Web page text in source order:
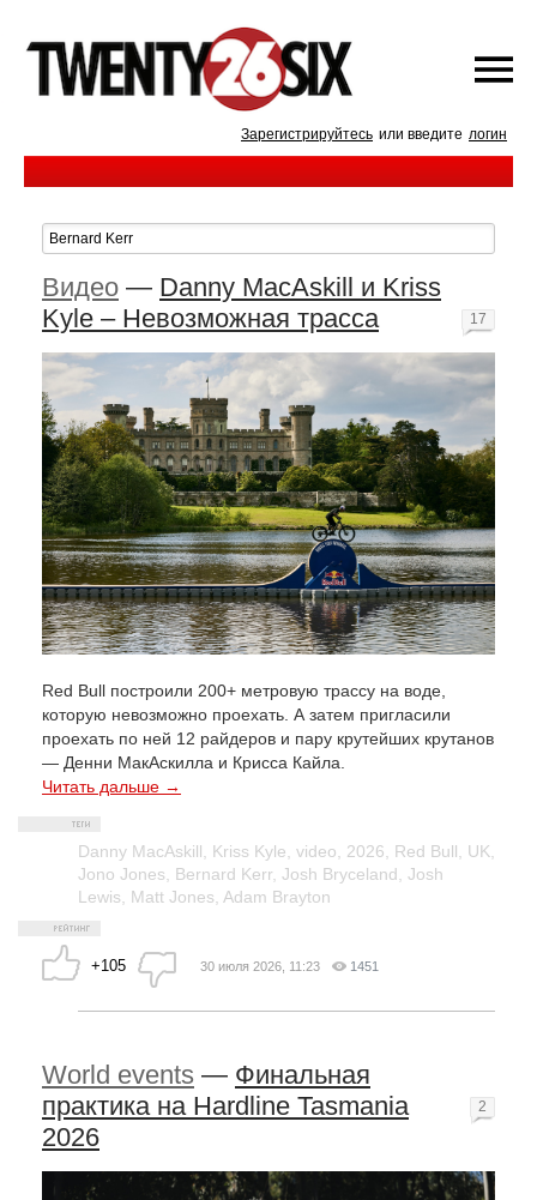
Зарегистрируйтесь или введите логин
Видео — Danny MacAskill и Kriss
Kyle – Невозможная трасса
Red Bull построили 200+ метровую трассу на воде,
которую невозможно проехать. А затем пригласили
проехать по ней 12 райдеров и пару крутейших крутанов
— Денни МакАскилла и Крисса Кайла.
Читать дальше →
Danny MacAskill Kriss Kyle video 2026 Red Bull UK
Jono Jones
Bernard Kerr Josh Bryceland Josh
Lewis
Matt Jones Adam Brayton
+105
17
30 июля 2026, 11:23 1451
World events — Финальная
практика на Hardline Tasmania
2026
2